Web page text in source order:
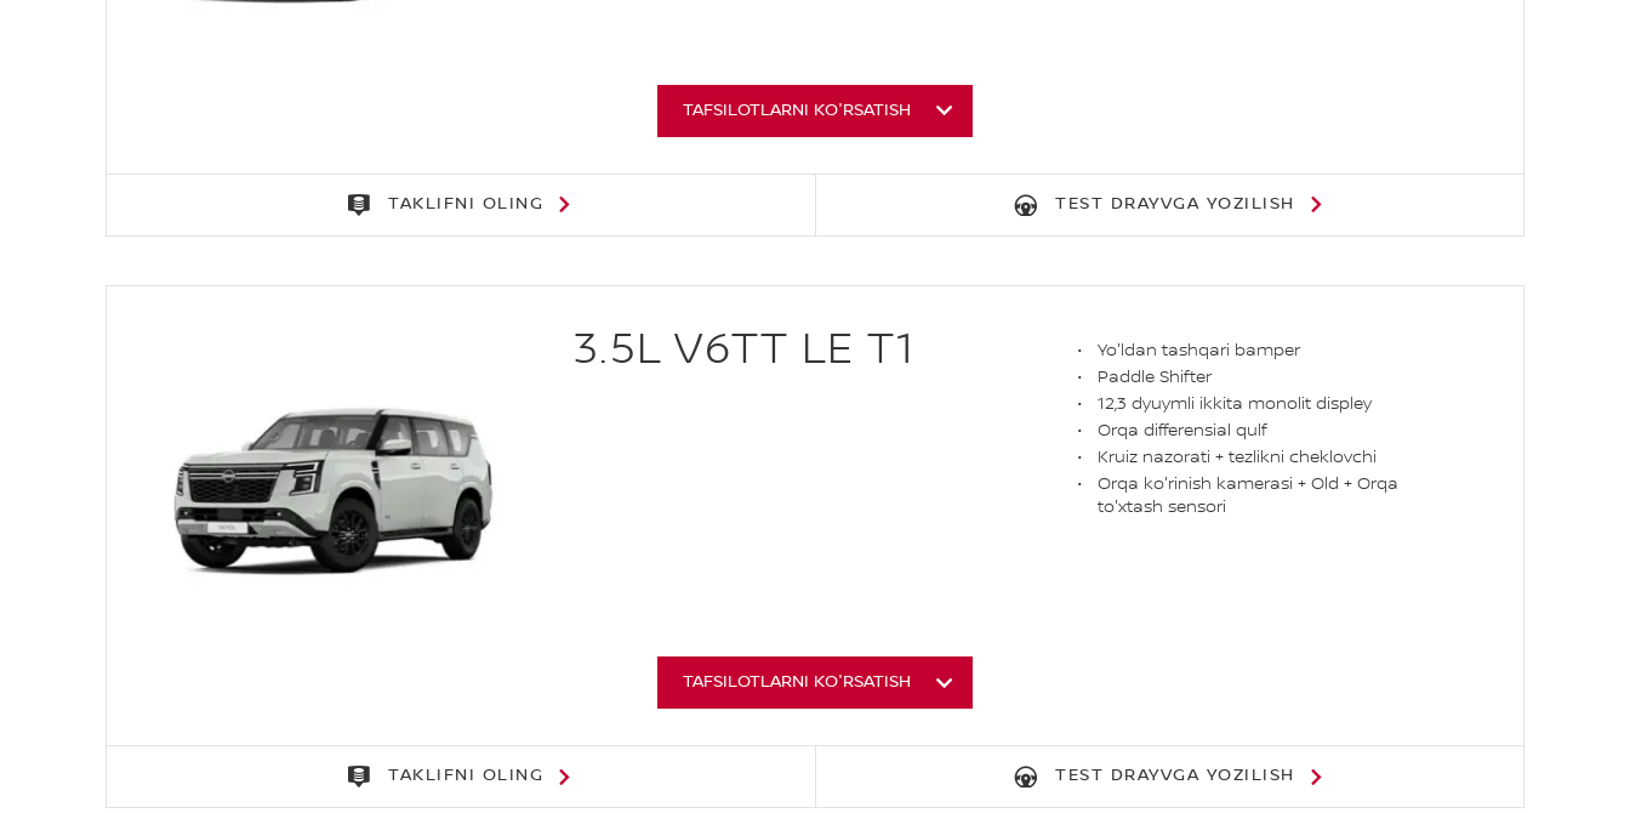
TAFSILOTLARNI KO'RSATISH
TAKLIFNI OLING TEST DRAYVGA YOZILISH
3.5L V6TT LE T1
Yo'ldan tashqari bamper
Paddle Shifter
12,3 dyuymli ikkita monolit displey
Orqa differensial qulf
Kruiz nazorati + tezlikni cheklovchi
Orqa ko'rinish kamerasi + Old + Orqa
to'xtash sensori
TAFSILOTLARNI KO'RSATISH
TAKLIFNI OLING TEST DRAYVGA YOZILISH